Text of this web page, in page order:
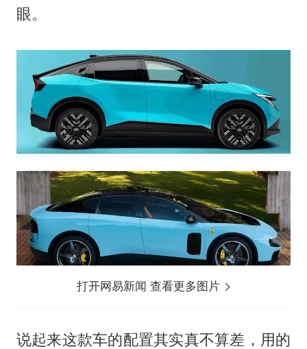
眼。
打开网易新闻 查看更多图片
说起来这款车的配置其实真不算差，用的